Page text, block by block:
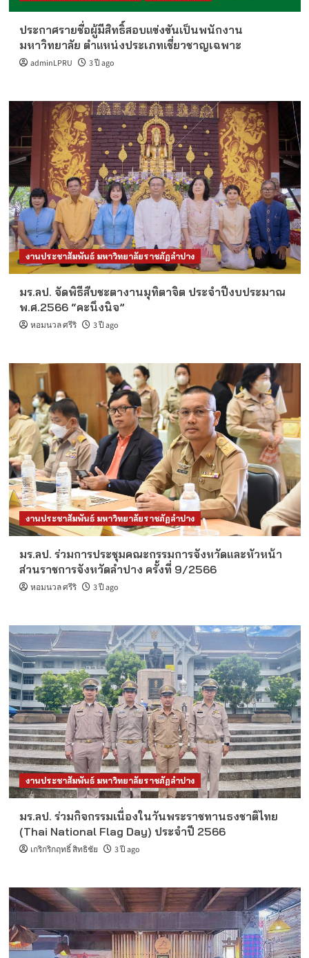
ประกาศรายชื่อผู้มีสิทธิ์สอบแข่งขันเป็นพนักงาน
มหาวิทยาลัย ตำแหน่งประเภทเชี่ยวชาญเฉพาะ
adminLPRU 3 ปี ago
งานประชาสัมพันธ์ มหาวิทยาลัยราชภัฏลำปาง
มร.ลป. จัดพิธีสืบชะตางานมุทิตาจิต ประจำปีงบประมาณ
พ.ศ.2566 “คะนึงนิจ”
หอมนวล ศรีริ 3 ปี ago
งานประชาสัมพันธ์ มหาวิทยาลัยราชภัฏลำปาง
มร.ลป. ร่วมการประชุมคณะกรรมการจังหวัดและหัวหน้า
ส่วนราชการจังหวัดลำปาง ครั้งที่ 9/2566
หอมนวล ศรีริ 3 ปี ago
งานประชาสัมพันธ์ มหาวิทยาลัยราชภัฏลำปาง
มร.ลป. ร่วมกิจกรรมเนื่องในวันพระราชทานธงชาติไทย
(Thai National Flag Day) ประจำปี 2566
เกริกริกฤทธิ์ สิทธิชัย 3 ปี ago